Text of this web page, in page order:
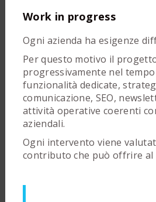
Work in progress
Ogni azienda ha esigenze
Per questo motivo il
progressivamente nel
funzionalità dedicate,
comunicazione, SEO,
attività operative coerenti
aziendali.
Ogni intervento viene
contributo che può offrire al